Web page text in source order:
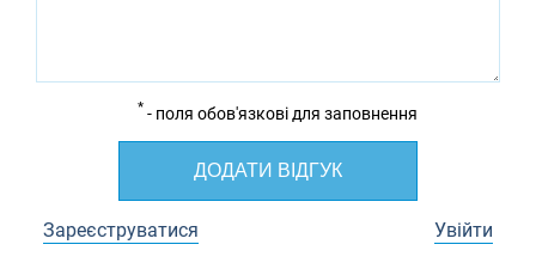
* - поля обов'язкові для заповнення
ДОДАТИ ВІДГУК
Зареєструватися Увійти